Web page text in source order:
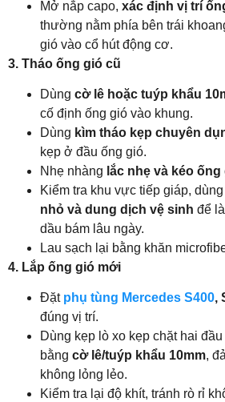
Mở nắp capo, xác định vị trí
thường nằm phía bên trái
gió vào cổ hút động cơ.
3. Tháo ống gió cũ
Dùng cờ lê hoặc tuýp khẩu
cố định ống gió vào khung.
Dùng kìm tháo kẹp chuyên
kẹp ở đầu ống gió.
Nhẹ nhàng lắc nhẹ và kéo ống
Kiểm tra khu vực tiếp giáp, dùng
nhỏ và dung dịch vệ sinh để
dầu bám lâu ngày.
Lau sạch lại bằng khăn
4. Lắp ống gió mới
Đặt phụ tùng Mercedes S400,
đúng vị trí.
Dùng kẹp lò xo kẹp chặt hai
bằng cờ lê/tuýp khẩu 10mm,
không lỏng lẻo.
Kiểm tra lại độ khít, tránh rò rỉ